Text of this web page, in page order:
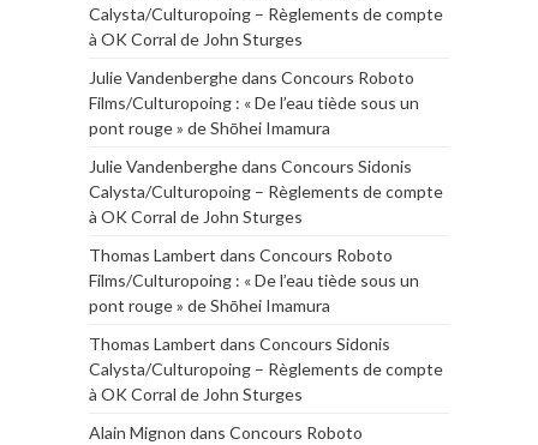
Calysta/Culturopoing – Règlements de compte
à OK Corral de John Sturges
Julie Vandenberghedans Concours Roboto
Films/Culturopoing : « De l’eau tiède sous un
pont rouge » de Shōhei Imamura
Julie Vandenberghedans Concours Sidonis
Calysta/Culturopoing – Règlements de compte
à OK Corral de John Sturges
Thomas Lambert dans Concours Roboto
Films/Culturopoing : « De l’eau tiède sous un
pont rouge » de Shōhei Imamura
Thomas Lambert dans Concours Sidonis
Calysta/Culturopoing – Règlements de compte
à OK Corral de John Sturges
Alain Mignon dans Concours Roboto